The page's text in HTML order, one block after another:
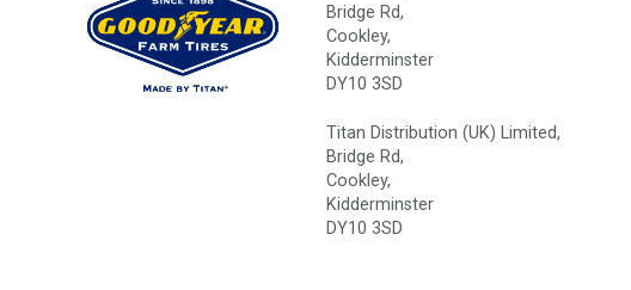
Bridge Rd,
Cookley,
Kidderminster
DY10 3SD
Titan Distribution (UK) Limited,
Bridge Rd,
Cookley,
Kidderminster
DY10 3SD